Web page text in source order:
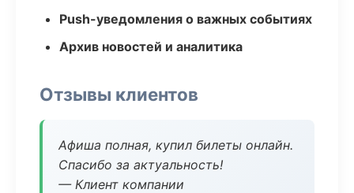
Push-уведомления о важных событиях
Архив новостей и аналитика
Отзывы клиентов
Афиша полная, купил билеты онлайн.
Спасибо за актуальность!
— Клиент компании